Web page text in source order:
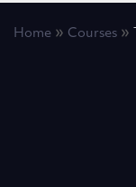
Home » Courses »